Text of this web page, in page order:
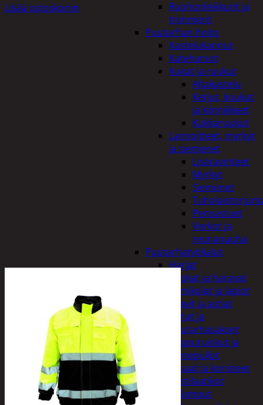
Ruohonleikkurit ja
trimmerit
Puutarhan hoito
Kastelukannut
Kateharsot
Kukat ja ruukut
Altakastelu
Ketjut, koukut
ja kiinnikkeet
Kukkaruukut
Lannoitteet, myrkyt
ja siemenet
Lisäravinteet
Myrkyt
Siemenet
Pensastuet
Verkot ja
reunanauha
Puutarhatyökalut
Harjat
Kuokat ja haravat
Lumikolat ja lapiot
Saavit ja astiat
Sahat ja
puutarhasakset
Reppuruiskut ja
painepullot
Pihapatsaat ja koristeet
Postilaatikot
Valaisimet ja lamput
Lisää ostoskoriin